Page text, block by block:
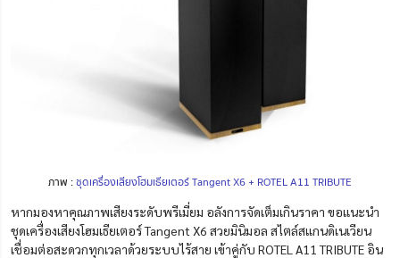
ภาพ :ชุดเครื่องเสียงโฮมเธียเตอร์ Tangent X6 + ROTEL A11 TRIBUTE
หากมองหาคุณภาพเสียงระดับพรีเมี่ยม อลังการจัดเต็มเกินราคา ขอแนะนำ
ชุดเครื่องเสียงโฮมเธียเตอร์ Tangent X6 สวยมินิมอล สไตล์สแกนดิเนเวียน
เชื่อมต่อสะดวกทุกเวลาด้วยระบบไร้สาย เข้าคู่กับ ROTEL A11 TRIBUTE อิน